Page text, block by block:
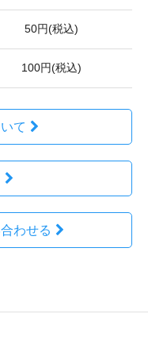
50円(税込)
100円(税込)
て
わせる